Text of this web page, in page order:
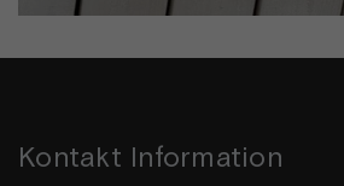
Kontakt Information